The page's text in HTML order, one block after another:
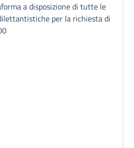
a disposizione di tutte le
per la richiesta di